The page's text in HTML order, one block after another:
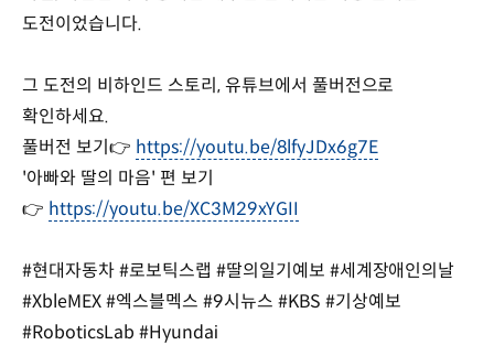
도전이었습니다.
그 도전의 비하인드 스토리, 유튜브에서 풀버전으로
확인하세요.
풀버전 보기👉 https://youtu.be/8lfyJDx6g7E
'아빠와 딸의 마음' 편 보기
👉 https://youtu.be/XC3M29xYGII
#현대자동차 #로보틱스랩 #딸의일기예보 #세계장애인의날
#XbleMEX #엑스블멕스 #9시뉴스 #KBS #기상예보
#RoboticsLab #Hyundai